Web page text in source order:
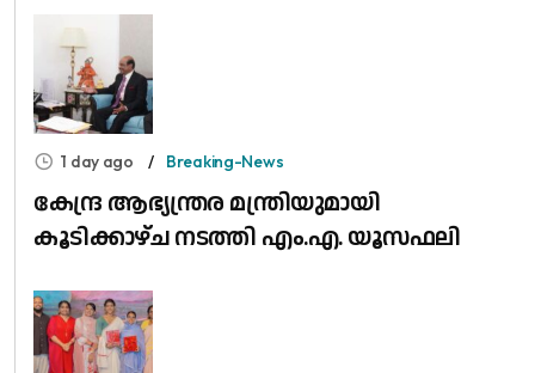
1 day ago Breaking-News
കേന്ദ്ര ആഭ്യന്ത്രര മന്ത്രിയുമായി
കൂടിക്കാഴ്ച നടത്തി എം.എ. യൂസഫലി